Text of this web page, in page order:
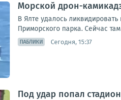
Морской дрон-
В Ялте удалось
Приморского парка. Сейчас
ПАБЛИКИ Сегодня, 15:37
Под удар попал